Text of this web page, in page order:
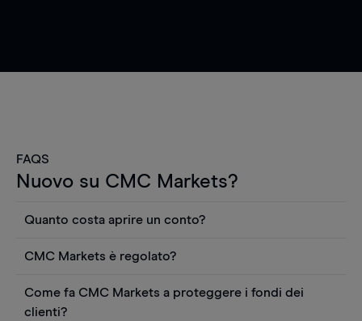
FAQS
Nuovo su CMC Markets?
Quanto costa aprire un conto?
Puoi anche visualizzare gratuitamente i prezzi e
utilizzare strumenti come grafici, notizie Reuters
o rapporti quantitativi sui titoli azionari di
CMC Markets è regolato?
regolamentato dall'Autorità federale tedesca di
Come fa CMC Markets a proteggere i fondi dei
clienti?